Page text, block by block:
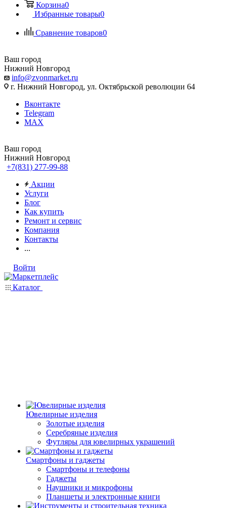
Корзина0
Избранные товары0
Сравнение товаров0
Ваш город
Нижний Новгород
info@zvonmarket.ru
г. Нижний Новгород, ул. Октябрьской революции 64
Вконтакте
Telegram
MAX
Ваш город
Нижний Новгород
+7(831) 277-99-88
Акции
Услуги
Блог
Как купить
Ремонт и сервис
Компания
Контакты
...
Войти
Каталог
Ювелирные изделия
Золотые изделия
Серебряные изделия
Футляры для ювелирных украшений
Смартфоны и гаджеты
Смартфоны и телефоны
Гаджеты
Наушники и микрофоны
Планшеты и электронные книги